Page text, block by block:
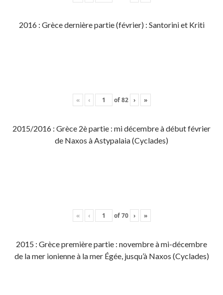
2016 : Grèce dernière partie (février) : Santorini et Kriti
« ‹ of82 › »
2015/2016 : Grèce 2è partie : mi décembre à début février
de Naxos à Astypalaia (Cyclades)
« ‹ of70 › »
2015 : Grèce première partie : novembre à mi-décembre
de la mer ionienne à la mer Égée, jusqu’à Naxos (Cyclades)